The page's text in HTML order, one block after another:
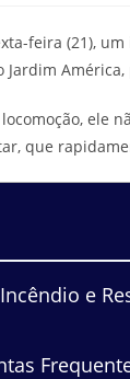
feira (21), um
Jardim
ele
que
e